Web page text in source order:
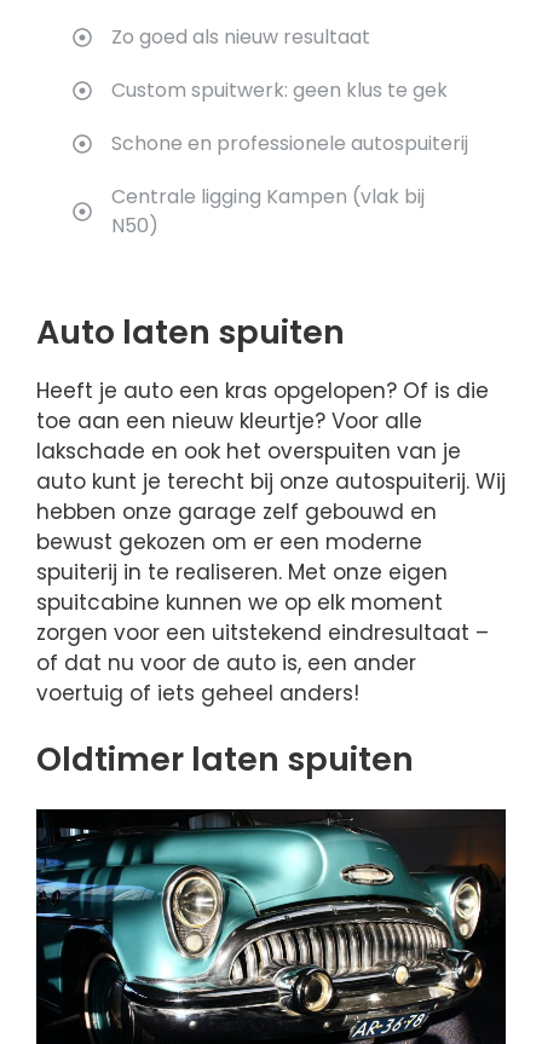
Zo goed als nieuw resultaat
Custom spuitwerk: geen klus te gek
Schone en professionele autospuiterij
Centrale ligging Kampen (vlak bij
N50)
Auto laten spuiten
Heeft je auto een kras opgelopen? Of is die
toe aan een nieuw kleurtje? Voor alle
lakschade en ook het overspuiten van je
auto kunt je terecht bij onze autospuiterij. Wij
hebben onze garage zelf gebouwd en
bewust gekozen om er een moderne
spuiterij in te realiseren. Met onze eigen
spuitcabine kunnen we op elk moment
zorgen voor een uitstekend eindresultaat –
of dat nu voor de auto is, een ander
voertuig of iets geheel anders!
Oldtimer laten spuiten